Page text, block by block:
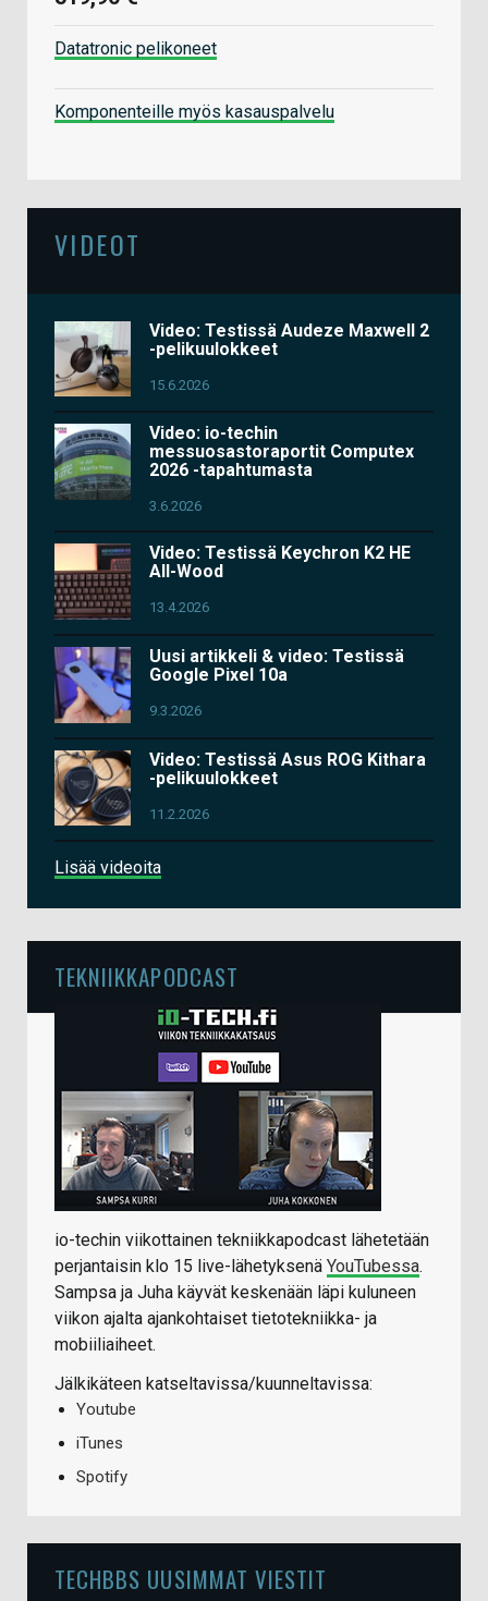
Datatronic pelikoneet
Komponenteille myös kasauspalvelu
VIDEOT
Video: Testissä Audeze Maxwell 2
-pelikuulokkeet
15.6.2026
Video: io-techin
messuosastoraportit Computex
2026 -tapahtumasta
3.6.2026
Video: Testissä Keychron K2 HE
All-Wood
13.4.2026
Uusi artikkeli & video: Testissä
Google Pixel 10a
9.3.2026
Video: Testissä Asus ROG Kithara
-pelikuulokkeet
11.2.2026
Lisää videoita
TEKNIIKKAPODCAST
io-techin viikottainen tekniikkapodcast lähetetään
perjantaisin klo 15 live-lähetyksenä YouTubessa.
Sampsa ja Juha käyvät keskenään läpi kuluneen
viikon ajalta ajankohtaiset tietotekniikka- ja
mobiiliaiheet.
Jälkikäteen katseltavissa/kuunneltavissa:
Youtube
iTunes
Spotify
TECHBBS UUSIMMAT VIESTIT